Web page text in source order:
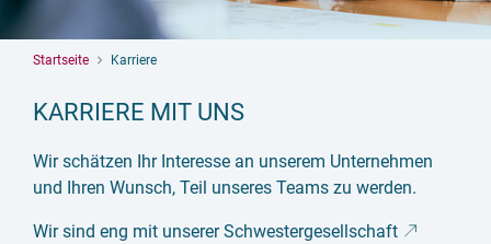
Startseite Karriere
KARRIERE MIT UNS
Wir schätzen Ihr Interesse an unserem Unternehmen
und Ihren Wunsch, Teil unseres Teams zu werden.
Wir sind eng mit unserer Schwestergesellschaft